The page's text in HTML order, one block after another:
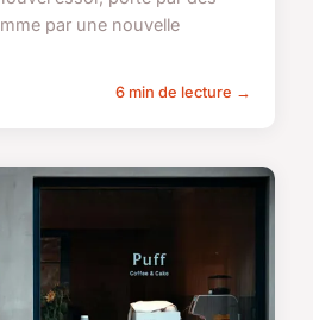
par une nouvelle
6 min de lecture →